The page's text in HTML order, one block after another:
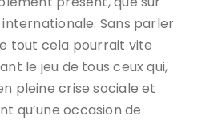
Sans parler
tout cela pourrait vite
le jeu de tous ceux qui,
pleine crise sociale et
qu’une occasion de